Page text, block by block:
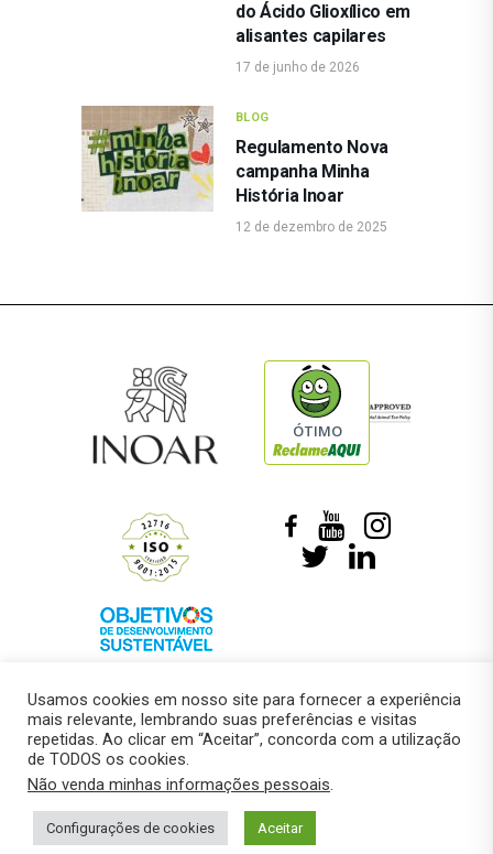
do Ácido Glioxílico em
alisantes capilares
17 de junho de 2026
BLOG
Regulamento Nova
campanha Minha
História Inoar
12 de dezembro de 2025
ÓTIMO
© 2018 –Marcelo Roberto Pressi
Política de privacidade
Usamos cookies em nosso site para fornecer a experiência
mais relevante, lembrando suas preferências e visitas
repetidas. Ao clicar em “Aceitar”, concorda com a utilização
de TODOS os cookies.
Não venda minhas informações pessoais.
Configurações de cookies Aceitar